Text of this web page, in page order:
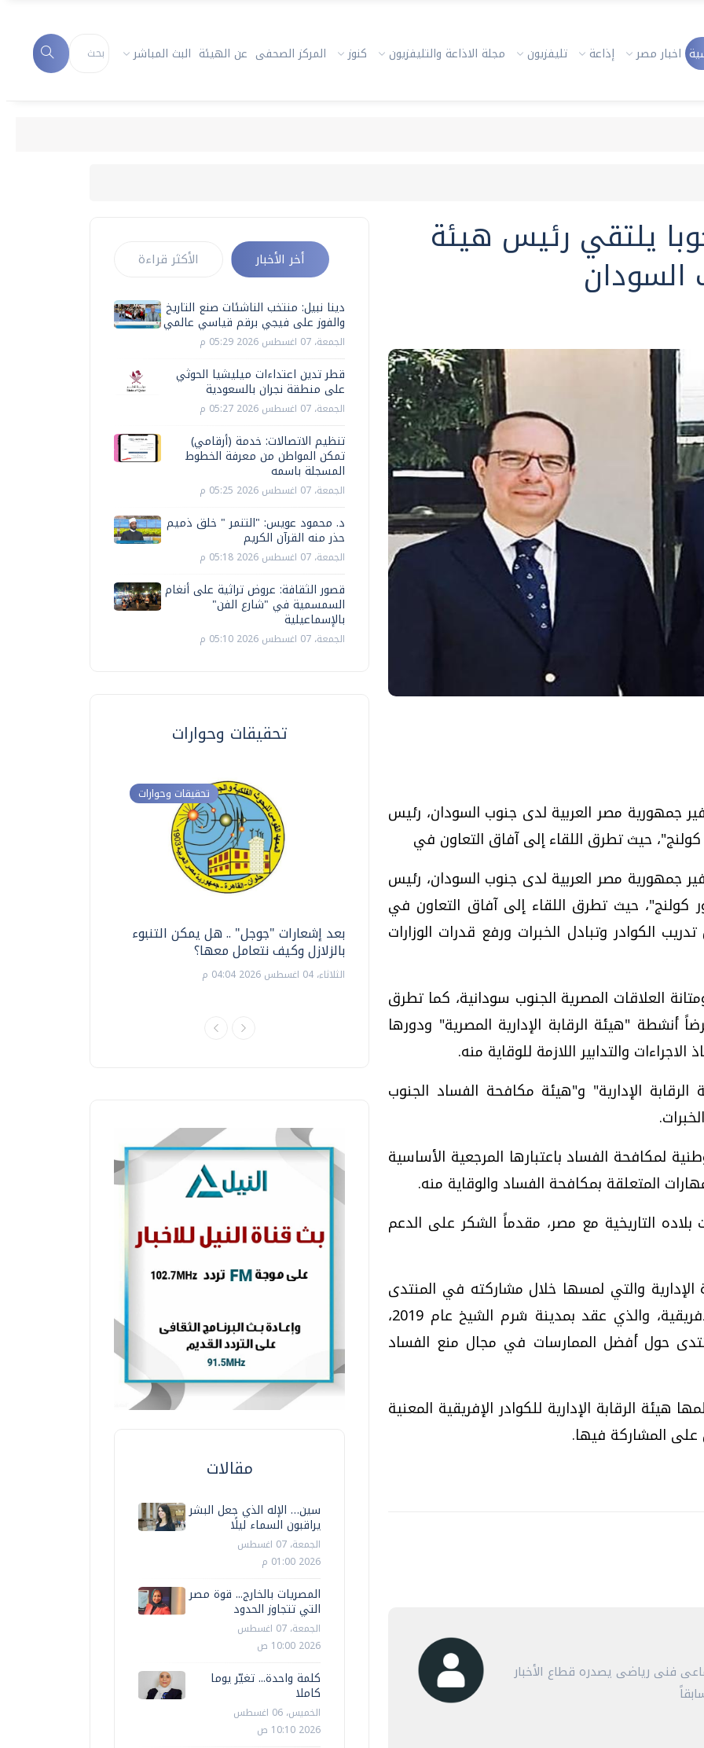
اخبار مصر إذاعة تليفزيون مجلة الاذاعة والتليفزيون كنوز المركز الصحفى عن الهيئة البث المباشر
يلتقي رئيس هيئة
السودان
جمهورية مصر العربية لدى جنوب السودان، رئيس
حيث تطرق اللقاء إلى آفاق التعاون في
جمهورية مصر العربية لدى جنوب السودان، رئيس
كولنج"، حيث تطرق اللقاء إلى آفاق التعاون في
الكوادر وتبادل الخبرات ورفع قدرات الوزارات
العلاقات المصرية الجنوب سودانية، كما تطرق
أنشطة "هيئة الرقابة الإدارية المصرية" ودورها
والتدابير اللازمة للوقاية منه.
الإدارية" و"هيئة مكافحة الفساد الجنوب
لمكافحة الفساد باعتبارها المرجعية الأساسية
المتعلقة بمكافحة الفساد والوقاية منه.
بلاده التاريخية مع مصر، مقدماً الشكر على الدعم
الإدارية والتي لمسها خلال مشاركته في المنتدى
الإفريقي الأول لهيئات مكافحة الفساد الإفريقية، والذي عقد بمدينة شرم الشيخ عام 2019،
حول أفضل الممارسات في مجال منع الفساد
هيئة الرقابة الإدارية للكوادر الإفريقية المعنية
المشاركة فيها.
فنى رياضى يصدره قطاع الأخبار
أخر الأخبار الأكثر قراءة
دينا نبيل: منتخب الناشئات صنع التاريخ
والفوز على فيجي برقم قياسي عالمي
الجمعة، 07 اغسطس 2026 05:29 م
قطر تدين اعتداءات ميليشيا الحوثي
على منطقة نجران بالسعودية
الجمعة، 07 اغسطس 2026 05:27 م
تنظيم الاتصالات: خدمة (أرقامي)
تمكن المواطن من معرفة الخطوط
المسجلة باسمه
الجمعة، 07 اغسطس 2026 05:25 م
د. محمود عويس: "التنمر " خلق ذميم
حذر منه القرآن الكريم
الجمعة، 07 اغسطس 2026 05:18 م
قصور الثقافة: عروض تراثية على أنغام
السمسمية في "شارع الفن"
بالإسماعيلية
الجمعة، 07 اغسطس 2026 05:10 م
تحقيقات وحوارات
تحقيقات وحوارات
بعد إشعارات "جوجل" .. هل يمكن التنبوء
بالزلازل وكيف نتعامل معها؟
الثلاثاء، 04 اغسطس 2026 04:04 م
دليلك للتنسيق الجامعي .. تساؤلات تقنيات واعدة
مقالات
سين… الإله الذي جعل البشر
يراقبون السماء ليلًا
الجمعة، 07 اغسطس
2026 01:00 م
المصريات بالخارج... قوة مصر
التي تتجاوز الحدود
الجمعة، 07 اغسطس
2026 10:00 ص
كلمة واحدة... تغيّر يوما
كاملا
الخميس، 06 اغسطس
2026 10:10 ص